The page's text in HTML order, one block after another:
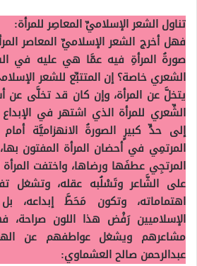
تناول الشعر الإسلاميِّ المعاصِر للمرأة:
فهل أخرج الشعر الإسلاميِّ المعاصر
صورةُ المرأةِ فيه عمَّا هي عليه في
الشعري خاصة؟ إن المتتبِّع للشعر
يتخلَّ عن المرأة، وإن كان قد تخلَّى عن
الشِّعري للمرأة الذي اشتهر في
إلى حدٍّ كبيرٍ الصورةُ الانهزاميَّة
المرتمِي في أحضان المرأة المفتون
المرتجِي عطفَها ورضاها، واختفت
على الشَّاعر وتَسْلُبه عقله، وتشغل
اهتماماته، وتكون مَحَطَّ إبداعه،
الإسلاميين رَفْض هذا اللون
مشاعرهم ويشغل عواطفهم عن
عبدالرحمن صالح العشماوي: